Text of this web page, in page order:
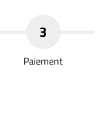
3
Paiement